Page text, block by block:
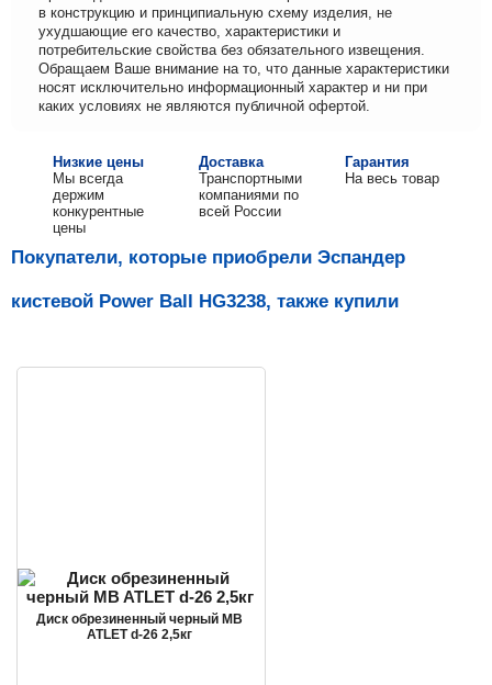
в конструкцию и принципиальную схему изделия, не
ухудшающие его качество, характеристики и
потребительские свойства без обязательного извещения.
Обращаем Ваше внимание на то, что данные характеристики
носят исключительно информационный характер и ни при
каких условиях не являются публичной офертой.
Низкие цены
Мы всегда
держим
конкурентные
цены
Доставка
Транспортными
компаниями по
всей России
Гарантия
На весь товар
Покупатели, которые приобрели Эспандер
кистевой Power Ball HG3238, также купили
Диск обрезиненный черный MB
ATLET d-26 2,5кг